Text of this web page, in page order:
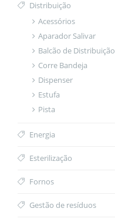
Distribuição
Acessórios
Aparador Salivar
Balcão de Distribuição
Corre Bandeja
Dispenser
Estufa
Pista
Energia
Esterilização
Fornos
Gestão de resíduos